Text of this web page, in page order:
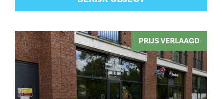
PRIJS VERLAAGD